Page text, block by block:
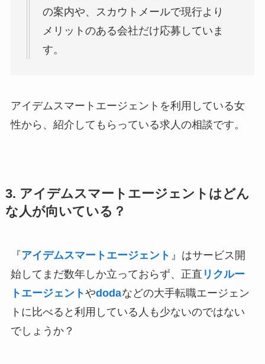
の案内や、スカウトメールで現行より
メリットのある会社だけ応募していま
す。
アイデムスマートエージェントを利用している女
性から、紹介してもらっている求人の相談です。
3. アイデムスマートエージェントはどん
な人が向いている？
『アイデムスマートエージェント 』はサービス開
始してまだ数年しか立っておらず、正直 リクルー
トエージェントやdodaなどの大手転職エージェン
トに比べると利用している人も少ないのではない
でしょうか？